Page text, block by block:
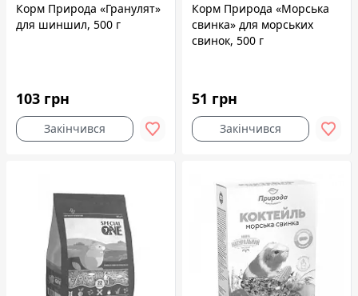
Корм Природа «Гранулят»
для шиншил, 500 г
103 грн
Закінчився
Корм Природа «Морська
свинка» для морських
свинок, 500 г
51 грн
Закінчився